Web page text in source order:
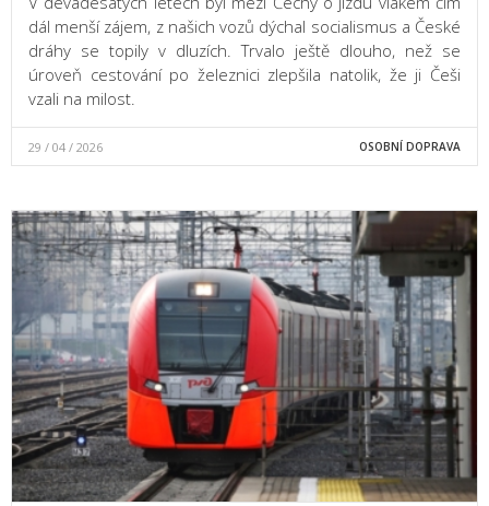
dál menší zájem, z našich vozů dýchal socialismus a České
dráhy se topily v dluzích. Trvalo ještě dlouho, než se
úroveň cestování po železnici zlepšila natolik, že ji Češi
vzali na milost.
29 / 04 / 2026 OSOBNÍ DOPRAVA